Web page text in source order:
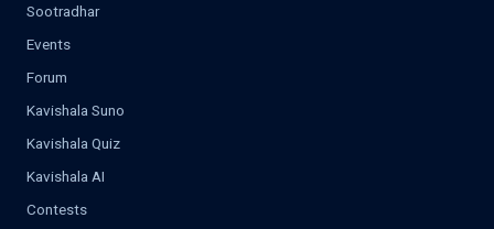
Sootradhar
Events
Forum
Kavishala Suno
Kavishala Quiz
Kavishala AI
Contests